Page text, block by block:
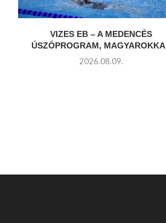
VIZES EB – A MEDENCÉS
ÚSZÓPROGRAM,
2026.08.09.